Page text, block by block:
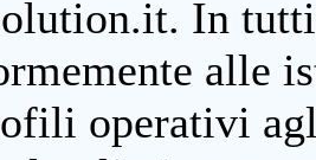
In
alle
operativi